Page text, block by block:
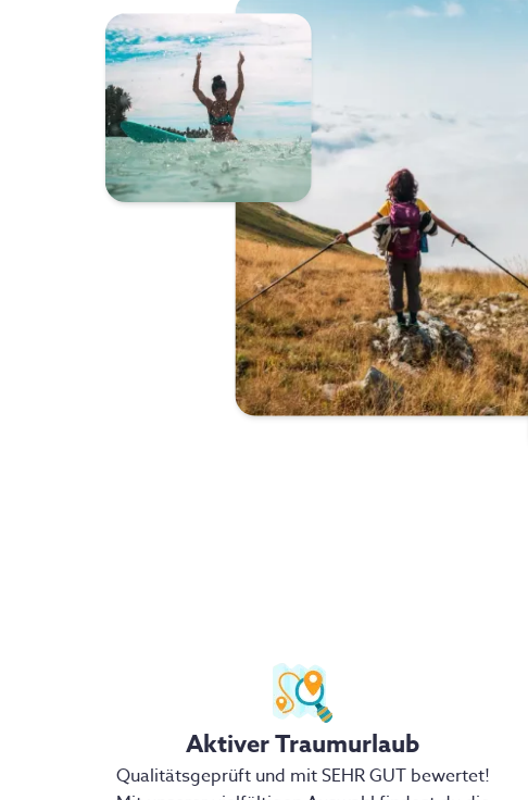
Aktiver Traumurlaub
Qualitätsgeprüft und mit SEHR GUT bewertet!